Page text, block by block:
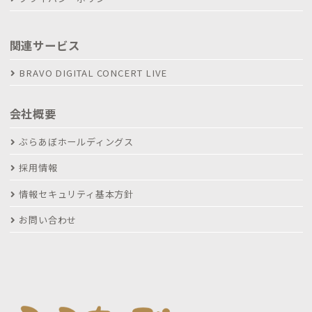
関連サービス
BRAVO DIGITAL CONCERT LIVE
会社概要
ぶらあぼホールディングス
採用情報
情報セキュリティ基本方針
お問い合わせ